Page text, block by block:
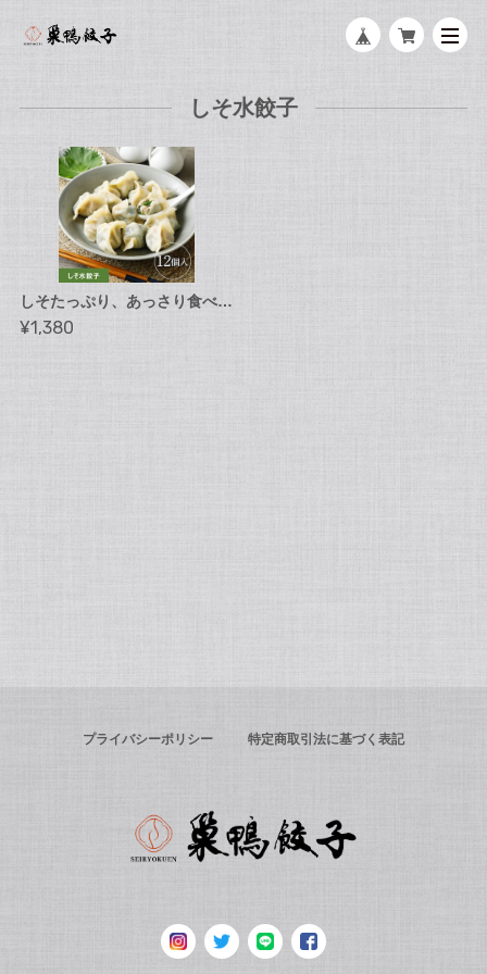
しそ水餃子
しそたっぷり、あっさり食べやすい！しそ水餃子 12個（12個入り×1袋）
¥1,380
プライバシーポリシー 特定商取引法に基づく表記